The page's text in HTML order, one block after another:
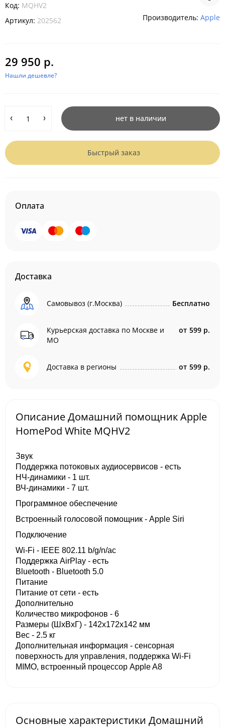
Код: MQHV2
Артикул: 202562 Производитель: Apple
29 950 р.
Нашли дешевле?
нет в наличии
Быстрый заказ
Оплата
Доставка
Самовывоз (г.Москва) Бесплатно
Курьерская доставка по Москве и
МО
от 599 р.
Доставка в регионы от 599 р.
Описание Домашний помощник Apple
HomePod White MQHV2
Звук
Поддержка потоковых аудиосервисов - есть
НЧ-динамики - 1 шт.
ВЧ-динамики - 7 шт.
Программное обеспечение
Встроенный голосовой помощник - Apple Siri
Подключение
Wi-Fi - IEEE 802.11 b/g/n/ac
Поддержка AirPlay - есть
Bluetooth - Bluetooth 5.0
Питание
Питание от сети - есть
Дополнительно
Количество микрофонов - 6
Размеры (ШxВxГ) - 142x172x142 мм
Вес - 2.5 кг
Дополнительная информация - сенсорная
поверхность для управления, поддержка Wi-Fi
MIMO, встроенный процессор Apple A8
Основные характеристики Домашний